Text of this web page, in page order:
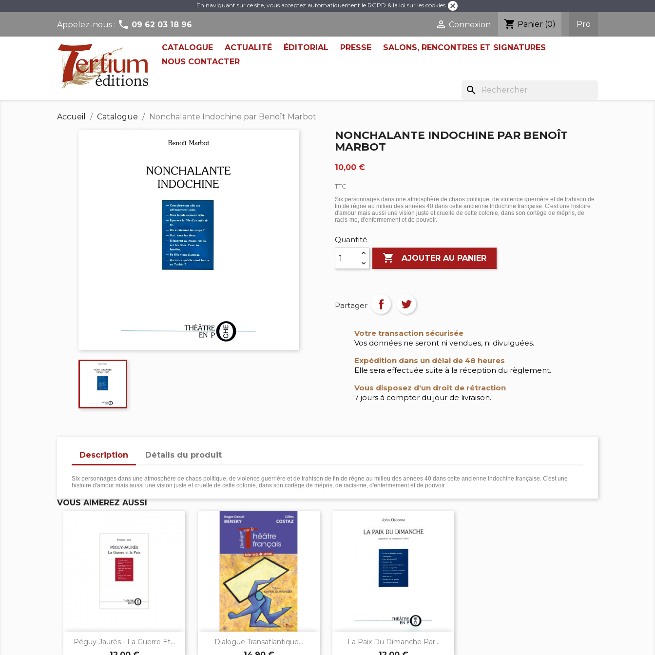
En naviguant sur ce site, vous acceptez automatiquement le RGPD & la loi sur les cookies cancel
Appelez-nous :  09 62 03 18 96  Connexion shopping_cart Panier (0) Pro
CATALOGUE ACTUALITÉ ÉDITORIAL PRESSE
SALONS, RENCONTRES ET SIGNATURES
NOUS CONTACTER
search
Accueil Catalogue Nonchalante Indochine par Benoît Marbot
NONCHALANTE INDOCHINE PAR BENOÎT
MARBOT
10,00 €
TTC
Six personnages dans une atmosphère de chaos politique, de violence guerrière et de trahison de
fin de règne au milieu des années 40 dans cette ancienne Indochine française. C'est une histoire
d'amour mais aussi une vision juste et cruelle de cette colonie, dans son cortège de mépris, de
racis-me, d'enfermement et de pouvoir.
Quantité
 AJOUTER AU PANIER
Partager
Votre transaction sécurisée
Vos données ne seront ni vendues, ni divulguées.
Expédition dans un délai de 48 heures
Elle sera effectuée suite à la réception du règlement.
Vous disposez d'un droit de rétraction
7 jours à compter du jour de livraison.
Description Détails du produit
Six personnages dans une atmosphère de chaos politique, de violence guerrière et de trahison de fin de règne au milieu des années 40 dans cette ancienne Indochine française. C'est une
histoire d'amour mais aussi une vision juste et cruelle de cette colonie, dans son cortège de mépris, de racis-me, d'enfermement et de pouvoir.
VOUS AIMEREZ AUSSI
Péguy-Jaurès - La Guerre Et...
Aperçu rapide Dialogue Transatlantique...
Aperçu rapide La Paix Du Dimanche Par...
Aperçu rapide